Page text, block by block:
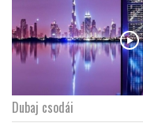
GLOBOZSARU
DOBRAVERO.HU
Dubaj csodái